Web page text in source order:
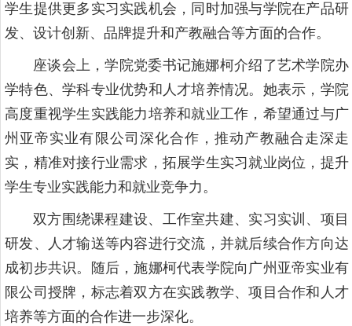
学生提供更多实习实践机会，同时加强与学院在产品研
发、设计创新、品牌提升和产教融合等方面的合作。
座谈会上，学院党委书记施娜柯介绍了艺术学院办
学特色、学科专业优势和人才培养情况。她表示，学院
高度重视学生实践能力培养和就业工作，希望通过与广
州亚帝实业有限公司深化合作，推动产教融合走深走
实，精准对接行业需求，拓展学生实习就业岗位，提升
学生专业实践能力和就业竞争力。
双方围绕课程建设、工作室共建、实习实训、项目
研发、人才输送等内容进行交流，并就后续合作方向达
成初步共识。随后，施娜柯代表学院向广州亚帝实业有
限公司授牌，标志着双方在实践教学、项目合作和人才
培养等方面的合作进一步深化。